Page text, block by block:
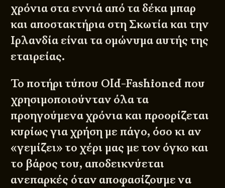
χρόνια στα εννιά από τα δέκα μπαρ
και αποστακτήρια στη Σκωτία και την
Ιρλανδία είναι τα ομώνυμα αυτής της
εταιρείας.
Το ποτήρι τύπου Old-Fashioned που
χρησιμοποιούνταν όλα τα
προηγούμενα χρόνια και προορίζεται
κυρίως για χρήση με πάγο, όσο κι αν
«γεμίζει» το χέρι μας με τον όγκο και
το βάρος του, αποδεικνύεται
ανεπαρκές όταν αποφασίζουμε να